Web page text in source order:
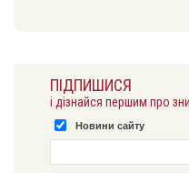
ПІДПИШИСЯ
і дізнайся першим про
Новини сайту